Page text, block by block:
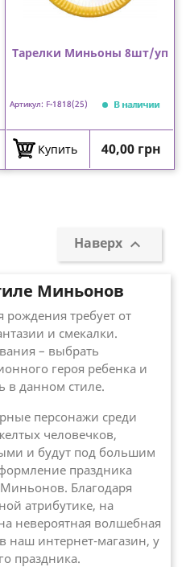
Тарелки Миньоны 8шт/уп
Артикул: F-1818(25) В наличии
Купить Цена
40,00 грн
Наверх 
Миньонов
рождения требует от
и смекалки.
– выбрать
героя ребенка и
в данном стиле.
персонажи среди
человечков,
и будут под большим
праздника
Благодаря
атрибутике, на
невероятная волшебная
наш интернет-магазин, у
праздника.